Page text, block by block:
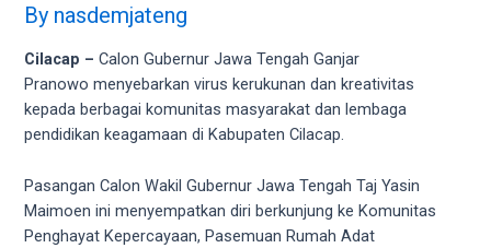
user
upload
porn
videos
website
By nasdemjateng
Cilacap – Calon Gubernur Jawa Tengah Ganjar
Pranowo menyebarkan virus kerukunan dan kreativitas
kepada berbagai komunitas masyarakat dan lembaga
pendidikan keagamaan di Kabupaten Cilacap.
Pasangan Calon Wakil Gubernur Jawa Tengah Taj Yasin
Maimoen ini menyempatkan diri berkunjung ke Komunitas
Penghayat Kepercayaan, Pasemuan Rumah Adat